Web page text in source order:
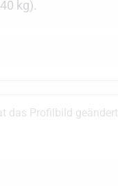
kg).
das Profilbild geändert